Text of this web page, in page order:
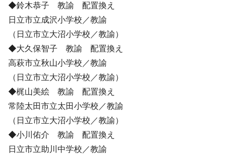
◆鈴木恭子 教諭 配置換え
日立市立成沢小学校／教諭
（日立市立大沼小学校／教諭）
◆大久保智子 教諭 配置換え
高萩市立秋山小学校／教諭
（日立市立大沼小学校／教諭）
◆梶山美絵 教諭 配置換え
常陸太田市立太田小学校／教諭
（日立市立大沼小学校／教諭）
◆小川佑介 教諭 配置換え
日立市立助川中学校／教諭